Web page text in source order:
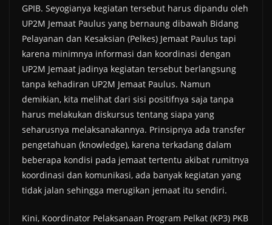
GPIB. Seyogianya kegiatan tersebut harus dipandu oleh
UP2M Jemaat Paulus yang bernaung dibawah Bidang
Pelayanan dan Kesaksian (Pelkes) Jemaat Paulus tapi
karena minimnya informasi dan koordinasi dengan
UP2M Jemaat jadinya kegiatan tersebut berlangsung
tanpa kehadiran UP2M Jemaat Paulus. Namun
demikian, kita melihat dari sisi positifnya saja tanpa
harus melakukan diskursus tentang siapa yang
seharusnya melaksanakannya. Prinsipnya ada transfer
pengetahuan (knowledge), karena terkadang dalam
beberapa kondisi pada jemaat tertentu akibat rumitnya
koordinasi dan komunikasi, ada banyak kegiatan yang
tidak jalan sehingga merugikan jemaat itu sendiri.
Kini, Koordinator Pelaksanaan Program Pelkat (KP3) PKB